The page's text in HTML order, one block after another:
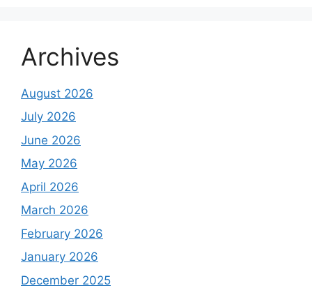
Archives
August 2026
July 2026
June 2026
May 2026
April 2026
March 2026
February 2026
January 2026
December 2025